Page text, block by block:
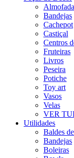
Bandejas
Cachepot
Castiçal
Centros
Fruteiras
Livros
Peseira
Potiche
Toy art
Vasos
Velas
VER
Utilidades
Baldes
Bandejas
Boleiras